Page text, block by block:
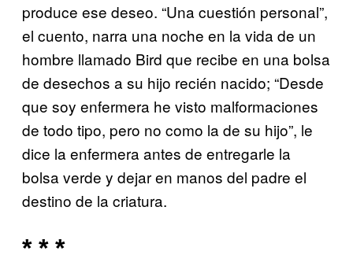
produce ese deseo. “Una cuestión personal”,
el cuento, narra una noche en la vida de un
hombre llamado Bird que recibe en una bolsa
de desechos a su hijo recién nacido; “Desde
que soy enfermera he visto malformaciones
de todo tipo, pero no como la de su hijo”, le
dice la enfermera antes de entregarle la
bolsa verde y dejar en manos del padre el
destino de la criatura.
* * *